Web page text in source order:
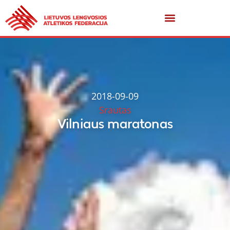
2018-09-09
Srautas
Vilniaus maratonas